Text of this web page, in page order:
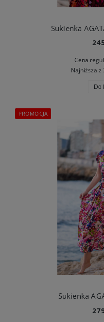
Sukienka
Cena
Najniższa z
Do
Sukienka
PROMOCJA